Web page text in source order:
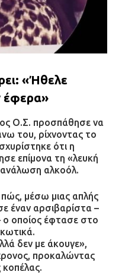
«Ήθελε
έφερα»
Ο.Σ. προσπάθησε να
του, ρίχνοντας το
ότι η
επίμονα τη «λευκή
αλκοόλ.
μέσω μιας απλής
έναν αρσιβαρίστα –
οποίος έφτασε στο
δεν με άκουγε»,
προκαλώντας
κοπέλας.